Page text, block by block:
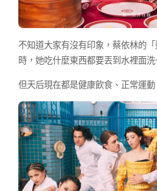
不知道大家有沒有印象，蔡依林的
時，她吃什麼東西都要丟到水裡面
但天后現在都是健康飲食、正常運